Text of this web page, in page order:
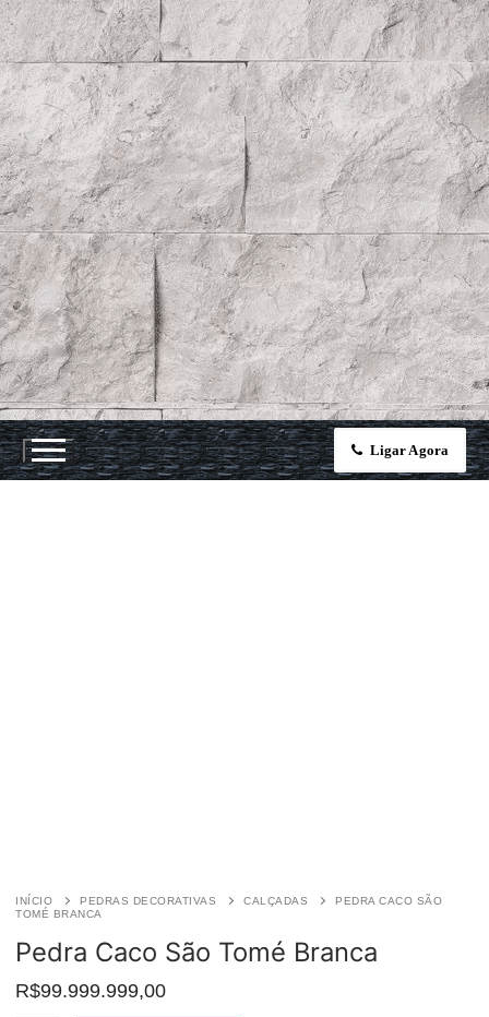
Ligar Agora
INÍCIO PEDRAS DECORATIVAS CALÇADAS
PEDRA CACO SÃO
TOMÉ BRANCA
Pedra Caco São Tomé Branca
R$99.999.999,00